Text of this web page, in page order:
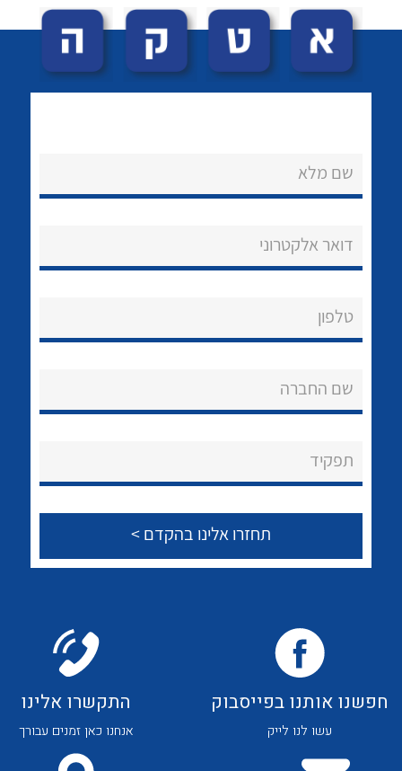
שירותי תמיכה
לכל מוצרי היצרן לכל מוצרי היצרן
לכל מוצרי היצרן לכל מוצרי היצרן
לכל מוצרי היצרן לכל מוצרי היצרן
שם מלא
דואר אלקטרוני
טלפון
שם החברה
תפקיד
חפשנו אותנו בפייסבוק
עשו לנו לייק
התקשרו אלינו
אנחנו כאן זמנים עבורך